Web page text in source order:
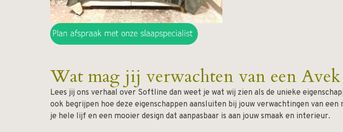
Wat mag jij verwachten van een
Lees jij ons verhaal over Softline dan weet je wat wij zien als de unieke
ook begrijpen hoe deze eigenschappen aansluiten bij jouw verwachtingen van
je hele lijf en een mooier design dat aanpasbaar is aan jouw smaak en interieur.